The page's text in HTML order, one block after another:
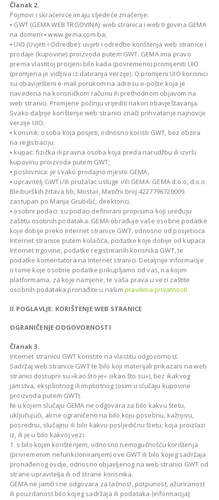
Članak 2.
Pojmovi i skraćenice imaju sljedeće značenje:
⦁ GWT (GEMA WEB TRGOVINA): web stranica i web trgovina GEMA
na domeni ⦁ www.gema.com.ba;
⦁ UIO (Uvjeti i Odredbe): uvjeti i odredbe korištenja web stranice i
prodaje (kupovine) proizvoda putem GWT. GEMA ima pravo
prema vlastitoj procjeni bilo kada (povremeno) promijeniti UIO
(promjena je vidljiva iz datiranja verzije). O promjeni UIO korisnici
su obaviješteni e-mail porukom na adresu e-pošte koja je
navedena na korisničkom računu ili prethodnom objavom na
web stranici. Promjene počinju vrijediti nakon obavještavanja.
Svako daljnje korištenje web stranici znači prihvatanje najnovije
verzije UIO;
⦁ korisnik: osoba koja posjeti, odnosno koristi GWT, bez obzira
na registraciju;
⦁ kupac: fizička ili pravna osoba koja preda narudžbu ili izvrši
kupovinu proizvoda putem GWT;
⦁ poslovnica: je svako prodajno mjesto GEMA,
⦁ upravitelj GWT i/ili pružalac usluge i/ili GEMA: GEMA d.o.o, d.o.o.
Bleiburških žrtava bb, Mostar, Matični broj 4227796720009.
zastupan po Marija Grubišić, direktorici.
⦁ osobni podaci: su podaci definirani propisima koji uređuju
zaštitu osobnih podataka. GEMA obrađuje vaše osobne podatke
koje dobije preko Internet stranice GWT, odnosno od posjetioca
Internet stranice putem kolačića, podatke koje dobije od kupaca
Internet trgovine, podatke registriranih korisnika GWT, te
podatke komentatora na Internet stranici. Detaljnije informacije
o tome koje osobne podatke prikupljamo od vas, na kojim
platformama, za koje namjene, te vaša prava u vezi zaštite
osobnih podataka pronađite u našim pravilima privatnosti.
II.POGLAVLJE: KORIŠTENJE WEB STRANICE
OGRANIČENJE ODGOVORNOSTI
Članak 3.
Internet stranicu GWT koristite na vlastitu odgovornost.
Sadržaj web stranice GWT te bilo koji materijali prikazani na web
stranici dostupni su »kao što je« (»kao što su«), bez ikakvog
jamstva, eksplicitnog ili implicitnog (osim u slučaju kupovine
proizvoda putem GWT).
Ni u kojem slučaju GEMA ne odgovara za bilo kakvu štetu,
uključujući, ali ne ograničeno na bilo koju posebnu, kažnjivu,
posrednu, slučajnu ili bilo kakvu posljedičnu štetu, koja proizlazi
iz, ili je u bilo kakvoj vezi:
1. s bilo kojim korištenjem, odnosno nemogućnošću korištenja
(privremenim nefunkcioniranjem) ove GWT ili bilo kojeg sadržaja
pronađenog ovdje, odnosno objavljenog na web stranici GWT od
strane upravitelja ili od strane korisnika.
GEMA ne jamči i ne odgovara za tačnost, potpunost, ažuriranost
ili pouzdanost bilo kojeg sadržaja ili podataka (informacija);